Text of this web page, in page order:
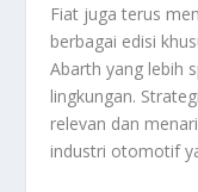
Fiat juga terus
berbagai edisi
Abarth yang lebih
lingkungan.
relevan dan
industri otomotif